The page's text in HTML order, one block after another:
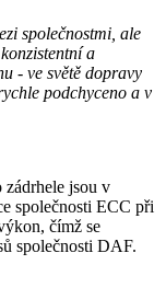
společnostmi, ale
a
- ve světě dopravy
podchyceno a v
zádrhele jsou v
společnosti ECC při
čímž se
společnosti DAF.